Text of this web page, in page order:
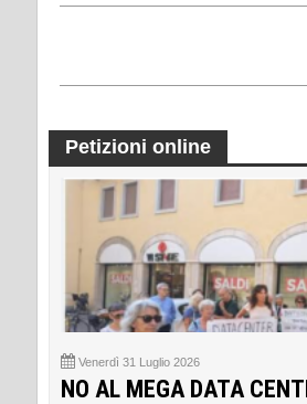
Petizioni online
Venerdì 31 Luglio 2026
NO AL MEGA DATA